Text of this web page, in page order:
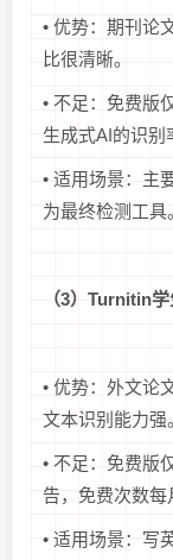
• 优势：期刊论
比很清晰。
• 不足：免费版
生成式AI的识别
• 适用场景：主
为最终检测工具
（3）Turnitin
• 优势：外文论
文本识别能力强
• 不足：免费版
告，免费次数每
• 适用场景：写